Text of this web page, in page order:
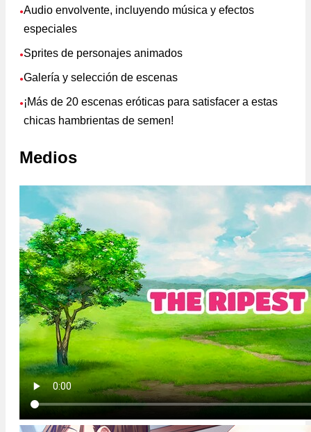
●Audio envolvente, incluyendo música y efectos
especiales
●Sprites de personajes animados
●Galería y selección de escenas
● ¡Más de 20 escenas eróticas para satisfacer a estas
chicas hambrientas de semen!
Medios